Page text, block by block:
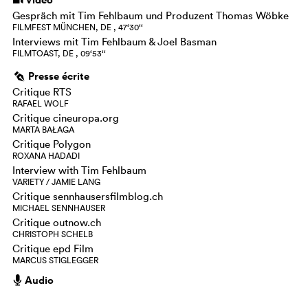
Gespräch mit Tim Fehlbaum und Produzent Thomas Wöbke
FILMFEST MÜNCHEN, DE , 47‘30‘‘
Interviews mit Tim Fehlbaum & Joel Basman
FILMTOAST, DE , 09‘53‘‘
g Presse écrite
Critique RTS
RAFAEL WOLF
Critique cineuropa.org
MARTA BAŁAGA
Critique Polygon
ROXANA HADADI
Interview with Tim Fehlbaum
VARIETY / JAMIE LANG
Critique sennhausersfilmblog.ch
MICHAEL SENNHAUSER
Critique outnow.ch
CHRISTOPH SCHELB
Critique epd Film
MARCUS STIGLEGGER
h Audio